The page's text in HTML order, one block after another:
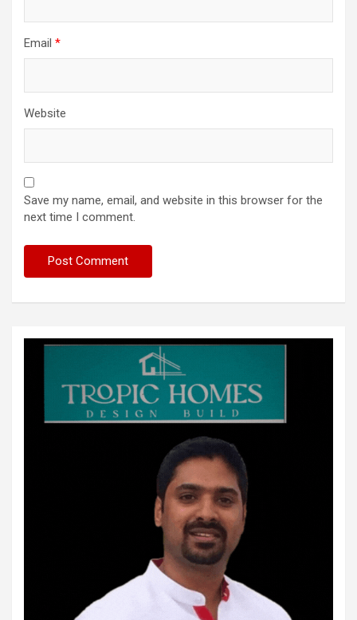
Email *
Website
Save my name, email, and website in this browser for the
next time I comment.